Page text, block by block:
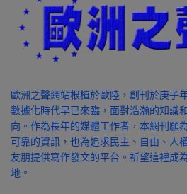
歐洲之聲網站根植於歐陸，創刊於庚子
數據化時代早已來臨，面對浩瀚的知識
向。作為長年的媒體工作者，本網刊願
可靠的資訊，也為追求民主、自由、人
友朋提供寫作發文的平台。祈望這裡成
地。